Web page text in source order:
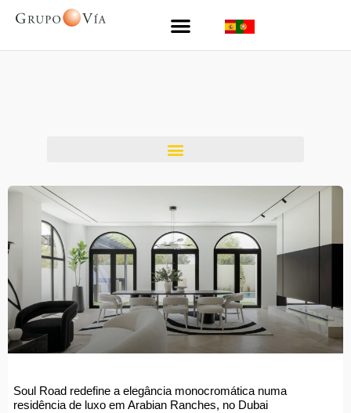
Soul Road redefine a elegância monocromática numa
residência de luxo em Arabian Ranches, no Dubai